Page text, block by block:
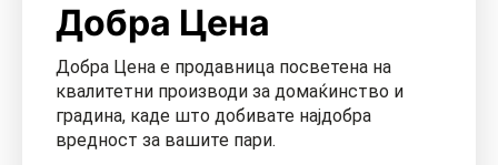
Добра Цена
Добра Цена е продавница посветена на
квалитетни производи за домаќинство и
градина, каде што добивате најдобра
вредност за вашите пари.